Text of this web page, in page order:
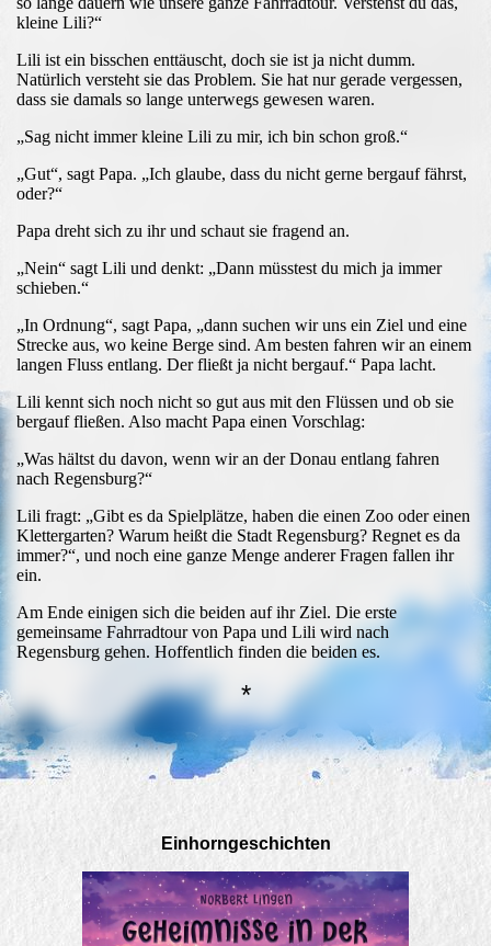
kleine Lili?“
Lili ist ein bisschen enttäuscht, doch sie ist ja nicht dumm.
Natürlich versteht sie das Problem. Sie hat nur gerade vergessen,
dass sie damals so lange unterwegs gewesen waren.
„Sag nicht immer kleine Lili zu mir, ich bin schon groß.“
„Gut“, sagt Papa. „Ich glaube, dass du nicht gerne bergauf fährst,
oder?“
Papa dreht sich zu ihr und schaut sie fragend an.
„Nein“ sagt Lili und denkt: „Dann müsstest du mich ja immer
schieben.“
„In Ordnung“, sagt Papa, „dann suchen wir uns ein Ziel und eine
Strecke aus, wo keine Berge sind. Am besten fahren wir an einem
langen Fluss entlang. Der fließt ja nicht bergauf.“ Papa lacht.
Lili kennt sich noch nicht so gut aus mit den Flüssen und ob sie
bergauf fließen. Also macht Papa einen Vorschlag:
„Was hältst du davon, wenn wir an der Donau entlang fahren
nach Regensburg?“
Lili fragt: „Gibt es da Spielplätze, haben die einen Zoo oder einen
Klettergarten? Warum heißt die Stadt Regensburg? Regnet es da
immer?“, und noch eine ganze Menge anderer Fragen fallen ihr
ein.
Am Ende einigen sich die beiden auf ihr Ziel. Die erste
gemeinsame Fahrradtour von Papa und Lili wird nach
Regensburg gehen. Hoffentlich finden die beiden es.
*
Einhorngeschichten